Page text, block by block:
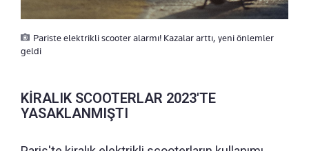
Pariste elektrikli scooter alarmı! Kazalar arttı, yeni önlemler
geldi
KİRALIK SCOOTERLAR 2023'TE
YASAKLANMIŞTI